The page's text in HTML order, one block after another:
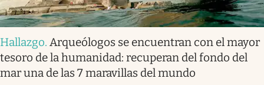
Hallazgo. Arqueólogos se encuentran con el mayor
tesoro de la humanidad: recuperan del fondo del
mar una de las 7 maravillas del mundo